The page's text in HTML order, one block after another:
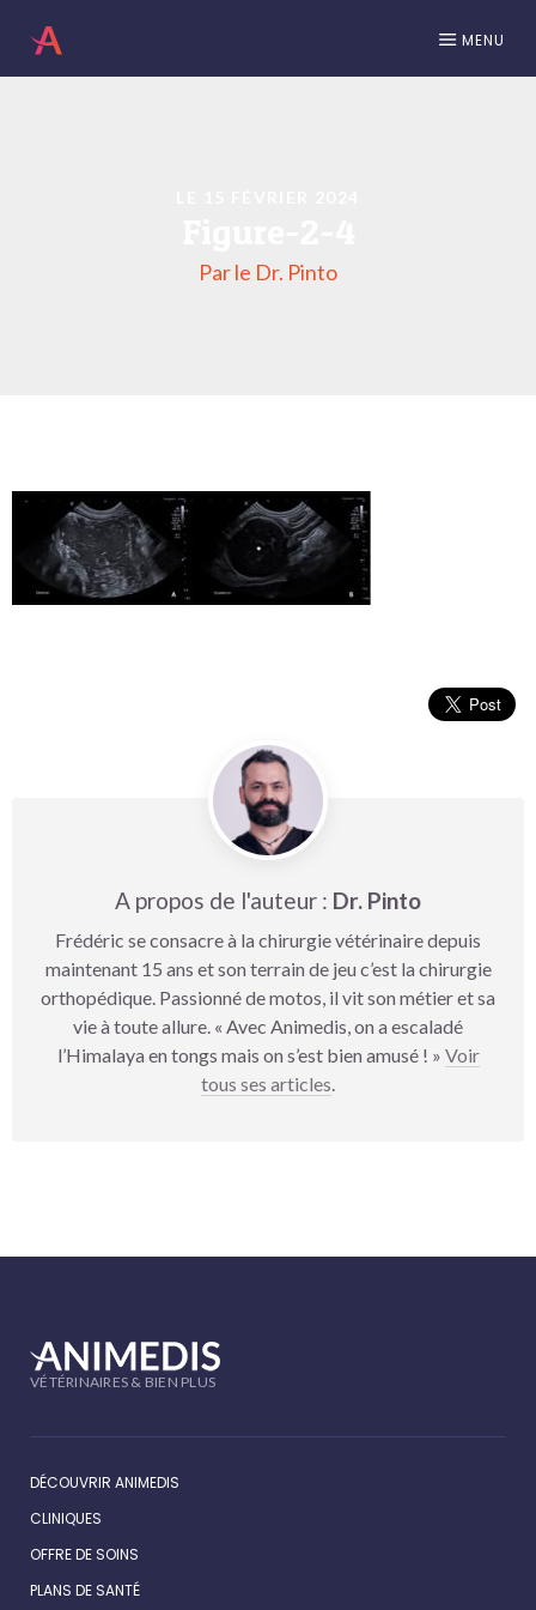
MENU
Par le Dr. Pinto
A propos de l'auteur : Dr. Pinto
Frédéric se consacre à la chirurgie vétérinaire depuis
maintenant 15 ans et son terrain de jeu c’est la chirurgie
orthopédique. Passionné de motos, il vit son métier et sa
vie à toute allure. « Avec Animedis, on a escaladé
l’Himalaya en tongs mais on s’est bien amusé ! » Voir
tous ses articles.
VÉTÉRINAIRES & BIEN PLUS
DÉCOUVRIR ANIMEDIS
CLINIQUES
OFFRE DE SOINS
PLANS DE SANTÉ